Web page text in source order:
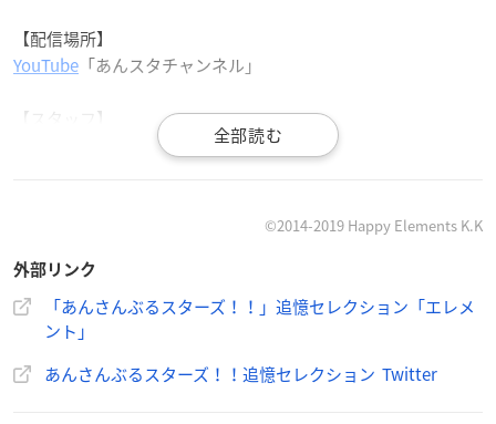
【配信場所】
YouTube 「あんスタチャンネル」
【スタッフ】
監督：ヤマサキオサム
製作：Happy Elements カカリアスタジオ
【キャスト】
日々樹渉：江口拓也
©2014-2019 Happy Elements K.K
外部リンク
「あんさんぶるスターズ！！」追憶セレクション「エレメ
ント」
あんさんぶるスターズ！！追憶セレクション Twitter